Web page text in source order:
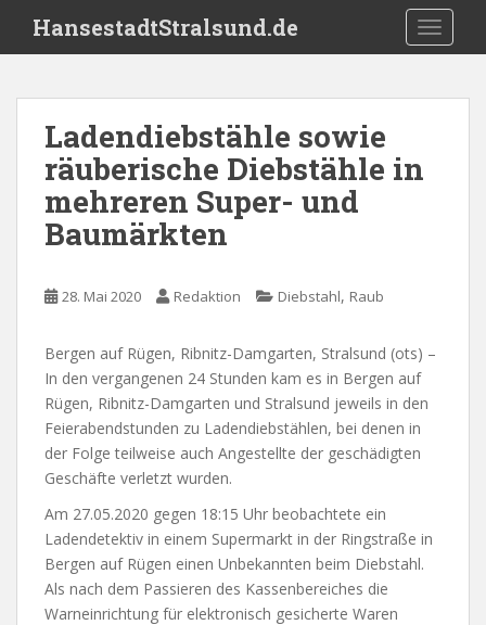
i
HansestadtStralsund.de
Ladendiebstähle sowie
räuberische Diebstähle in
mehreren Super- und
Baumärkten
28. Mai 2020 Redaktion Diebstahl, Raub
Bergen auf Rügen, Ribnitz-Damgarten, Stralsund (ots) –
In den vergangenen 24 Stunden kam es in Bergen auf
Rügen, Ribnitz-Damgarten und Stralsund jeweils in den
Feierabendstunden zu Ladendiebstählen, bei denen in
der Folge teilweise auch Angestellte der geschädigten
Geschäfte verletzt wurden.
Am 27.05.2020 gegen 18:15 Uhr beobachtete ein
Ladendetektiv in einem Supermarkt in der Ringstraße in
Bergen auf Rügen einen Unbekannten beim Diebstahl.
Als nach dem Passieren des Kassenbereiches die
Warneinrichtung für elektronisch gesicherte Waren